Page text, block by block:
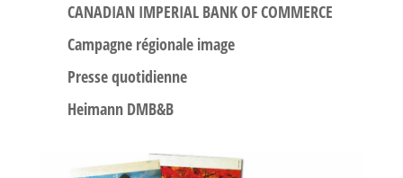
CANADIAN IMPERIAL BANK OF COMMERCE
Campagne régionale image
Presse quotidienne
Heimann DMB&B